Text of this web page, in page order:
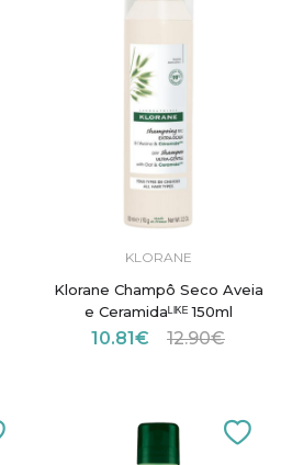
KLORANE
Klorane Champô Seco Aveia
e Ceramidaᴸᴵᴷᴱ 150ml
10.81€ 12.90€